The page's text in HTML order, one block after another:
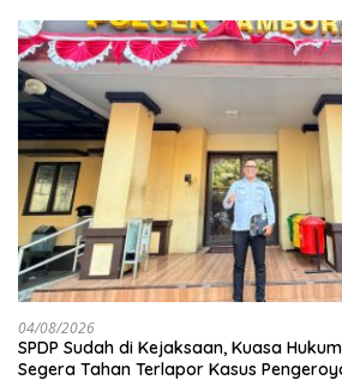
04/08/2026
SPDP Sudah di Kejaksaan, Kuasa
Segera Tahan Terlapor Kasus